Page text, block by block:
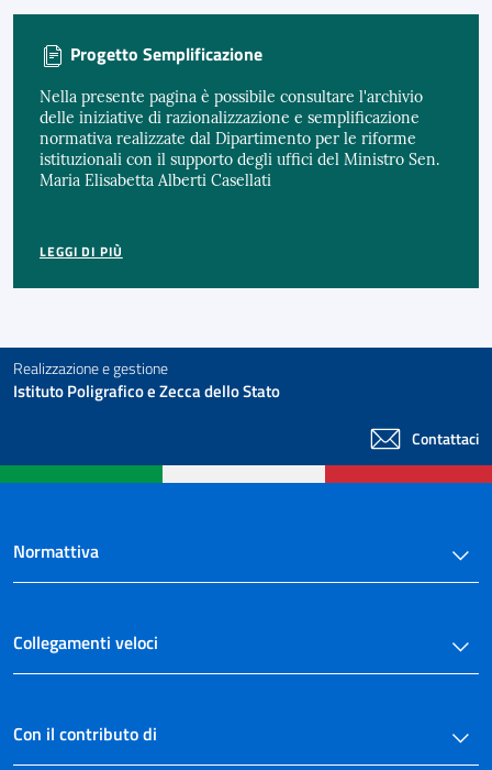
Progetto Semplificazione
Nella presente pagina è possibile consultare l'archivio
delle iniziative di razionalizzazione e semplificazione
normativa realizzate dal Dipartimento per le riforme
istituzionali con il supporto degli uffici del Ministro Sen.
Maria Elisabetta Alberti Casellati
LEGGI DI PIÙ
Realizzazione e gestione
Istituto Poligrafico e Zecca dello Stato
Contattaci
Normattiva
Collegamenti veloci
Con il contributo di